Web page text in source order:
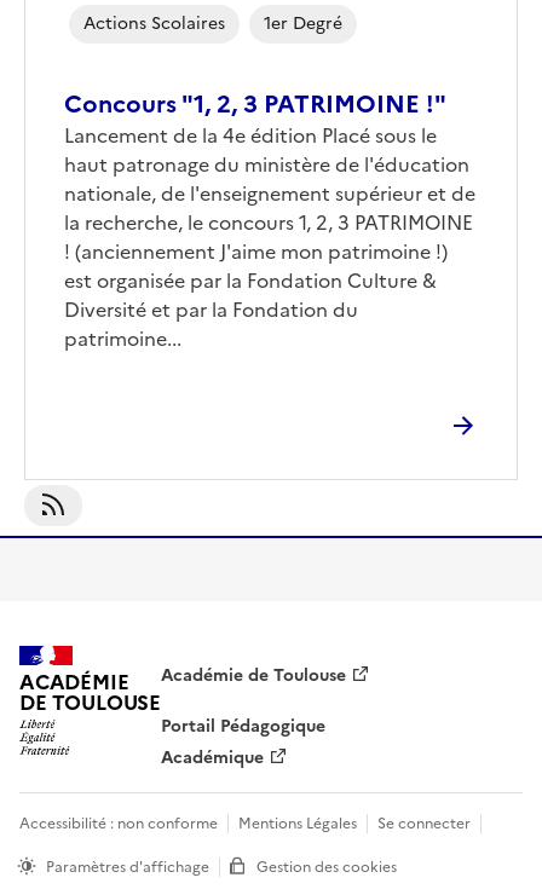
Concours "1, 2, 3 PATRIMOINE !"
Lancement de la 4e édition Placé sous le
haut patronage du ministère de l'éducation
nationale, de l'enseignement supérieur et de
la recherche, le concours 1, 2, 3 PATRIMOINE
! (anciennement J'aime mon patrimoine !)
est organisée par la Fondation Culture &
Diversité et par la Fondation du
patrimoine...
Actions Scolaires 1er Degré
S'abonner À Actions Scolaires
ACADÉMIE
DE TOULOUSE
Académie de Toulouse
Portail Pédagogique
Académique
Accessibilité : non conforme Mentions Légales
Se connecter
Paramètres d'affichage
Gestion des cookies